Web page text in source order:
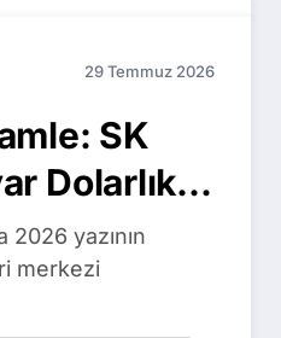
29 Temmuz 2026
SK
Dolarlık
Çipleri
2026 yazının
merkezi